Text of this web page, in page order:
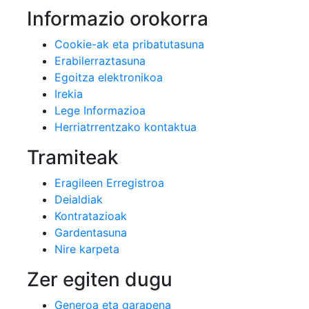
Informazio orokorra
Cookie-ak eta pribatutasuna
Erabilerraztasuna
Egoitza elektronikoa
Irekia
Lege Informazioa
Herriatrrentzako kontaktua
Tramiteak
Eragileen Erregistroa
Deialdiak
Kontratazioak
Gardentasuna
Nire karpeta
Zer egiten dugu
Generoa eta garapena